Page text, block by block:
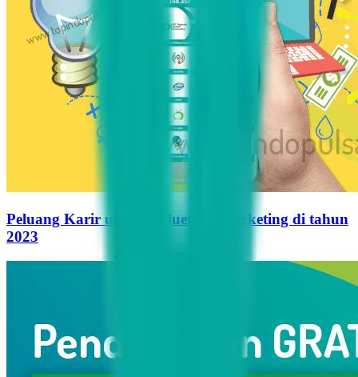
Peluang Karir untuk Influencer Marketing di tahun
2023